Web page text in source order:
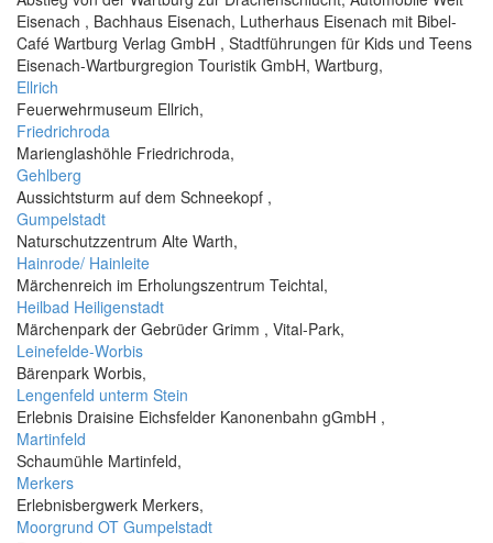
Eisenach , Bachhaus Eisenach, Lutherhaus Eisenach mit Bibel-
Café Wartburg Verlag GmbH , Stadtführungen für Kids und Teens
Eisenach-Wartburgregion Touristik GmbH, Wartburg,
Ellrich
Feuerwehrmuseum Ellrich,
Friedrichroda
Marienglashöhle Friedrichroda,
Gehlberg
Aussichtsturm auf dem Schneekopf ,
Gumpelstadt
Naturschutzzentrum Alte Warth,
Hainrode/ Hainleite
Märchenreich im Erholungszentrum Teichtal,
Heilbad Heiligenstadt
Märchenpark der Gebrüder Grimm , Vital-Park,
Leinefelde-Worbis
Bärenpark Worbis,
Lengenfeld unterm Stein
Erlebnis Draisine Eichsfelder Kanonenbahn gGmbH ,
Martinfeld
Schaumühle Martinfeld,
Merkers
Erlebnisbergwerk Merkers,
Moorgrund OT Gumpelstadt